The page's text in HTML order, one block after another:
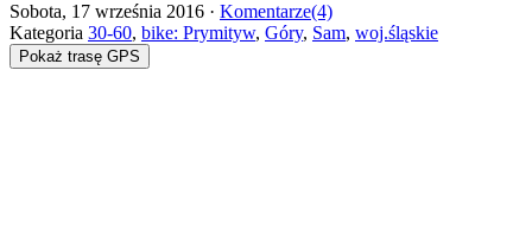
Sobota, 17 września 2016 · Komentarze(4)
Kategoria 30-60, bike: Prymityw, Góry, Sam, woj.śląskie
Pokaż trasę GPS